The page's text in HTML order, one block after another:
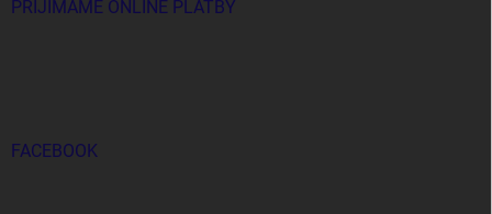
PŘIJÍMÁME ONLINE PLATBY
FACEBOOK